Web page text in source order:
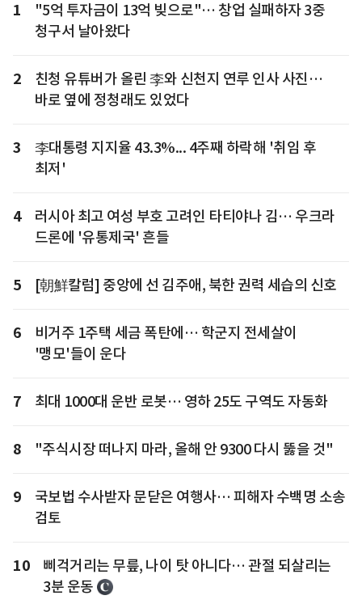
1
"5억 투자금이 13억 빚으로"… 창업 실패하자 3중
청구서 날아왔다
2
친청 유튜버가 올린 李와 신천지 연루 인사 사진…
바로 옆에 정청래도 있었다
3
李대통령 지지율 43.3%... 4주째 하락해 '취임 후
최저'
4
러시아 최고 여성 부호 고려인 타티야나 김… 우크라
드론에 '유통제국' 흔들
5 [朝鮮칼럼] 중앙에 선 김주애, 북한 권력 세습의 신호
6
비거주 1주택 세금 폭탄에… 학군지 전세살이
'맹모'들이 운다
7 최대 1000대 운반 로봇… 영하 25도 구역도 자동화
8 "주식시장 떠나지 마라, 올해 안 9300 다시 뚫을 것"
9
국보법 수사받자 문닫은 여행사… 피해자 수백명 소송
검토
10
삐걱거리는 무릎, 나이 탓 아니다… 관절 되살리는
3분 운동